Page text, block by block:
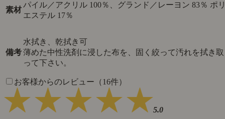
素材
パイル／アクリル 100％、グランド／レーヨン 83％ ポ
エステル 17％
備考
水拭き、乾拭き可
薄めた中性洗剤に浸した布を、固く絞って汚れを拭き取
って下さい。
お客様からのレビュー（16件）
5.0